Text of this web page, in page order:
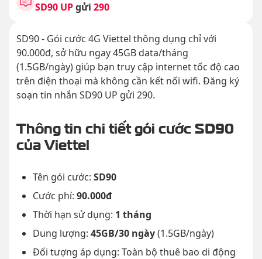
SD90 UPgửi 290
SD90 - Gói cước 4G Viettel thông dụng chỉ với
90.000đ, sở hữu ngay 45GB data/tháng
(1.5GB/ngày) giúp bạn truy cập internet tốc độ cao
trên điện thoại mà không cần kết nối wifi. Đăng ký
soạn tin nhắn SD90 UP gửi 290.
Thông tin chi tiết gói cước SD90
của Viettel
Tên gói cước: SD90
Cước phí: 90.000đ
Thời hạn sử dụng: 1 tháng
Dung lượng: 45GB/30 ngày(1.5GB/ngày)
Đối tượng áp dụng: Toàn bộ thuê bao di động